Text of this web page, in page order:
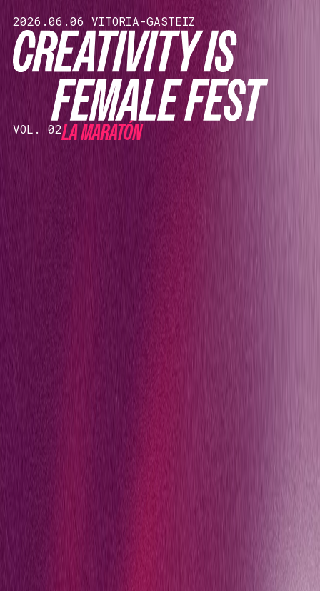
2026.06.06 VITORIA-GASTEIZ
VOL. 02LA MARATÓN